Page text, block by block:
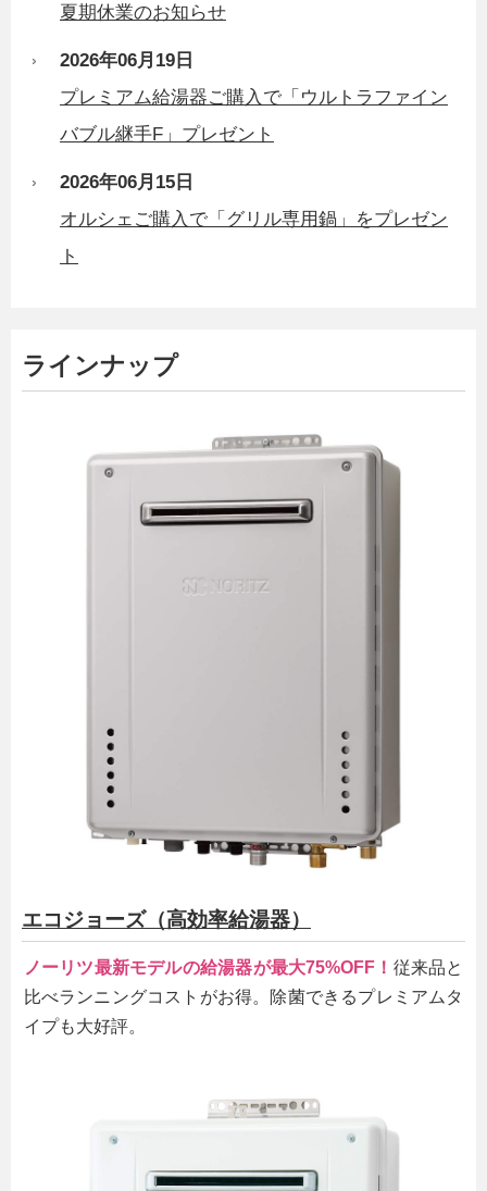
夏期休業のお知らせ
2026年06月19日
プレミアム給湯器ご購入で「ウルトラファイン
バブル継手F」プレゼント
2026年06月15日
オルシェご購入で「グリル専用鍋」をプレゼン
ト
ラインナップ
エコジョーズ（高効率給湯器）
ノーリツ最新モデルの給湯器が最大75%OFF！ 従来品と
比べランニングコストがお得。除菌できるプレミアムタ
イプも大好評。